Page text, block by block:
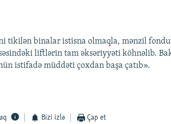
tikilən binalar istisna olmaqla, mənzil
liftlərin tam əksəriyyəti köhnəlib.
istifadə müddəti çoxdan başa çatıb».
Bizi izlə Çap et